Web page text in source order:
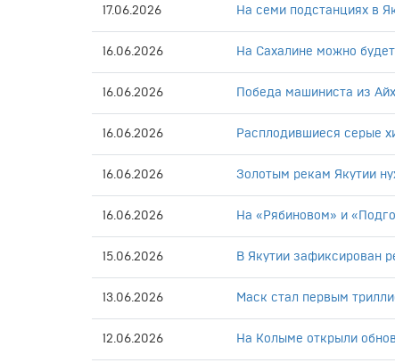
17.06.2026 На семи подстанциях в
16.06.2026 На Сахалине можно
16.06.2026 Победа машиниста из
16.06.2026 Расплодившиеся серые
16.06.2026 Золотым рекам Якутии
16.06.2026 На «Рябиновом» и
15.06.2026 В Якутии зафиксирован
13.06.2026 Маск стал первым
12.06.2026 На Колыме открыли